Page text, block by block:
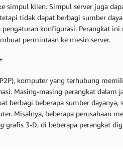
simpul klien. Simpul server juga
tidak dapat berbagi sumber
konfigurasi. Perangkat
permintaan ke mesin server.
komputer yang terhubung
Masing-masing perangkat
berbagi beberapa sumber dayanya,
Misalnya, beberapa perusahaan
grafis 3-D, di beberapa perangkat